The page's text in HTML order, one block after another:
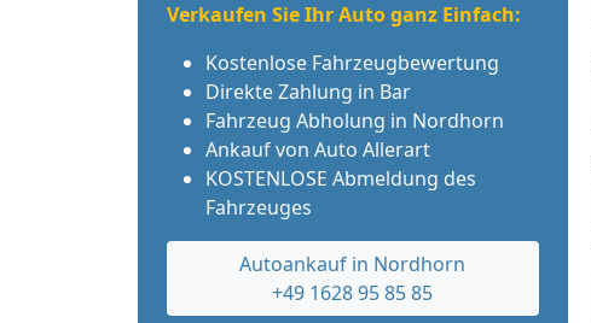
Verkaufen Sie Ihr Auto ganz Einfach:
Kostenlose Fahrzeugbewertung
Direkte Zahlung in Bar
Fahrzeug Abholung in Nordhorn
Ankauf von Auto Allerart
KOSTENLOSE Abmeldung des
Fahrzeuges
Autoankauf in Nordhorn
+49 1628 95 85 85